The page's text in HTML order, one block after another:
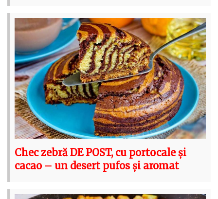
Chec zebră DE POST, cu portocale și
cacao – un desert pufos și aromat